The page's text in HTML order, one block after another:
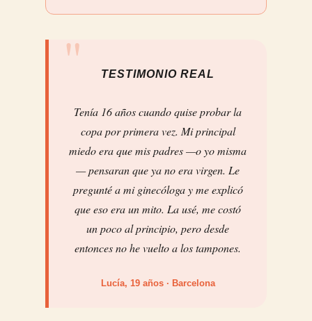
TESTIMONIO REAL
Tenía 16 años cuando quise probar la
copa por primera vez. Mi principal
miedo era que mis padres —o yo misma
— pensaran que ya no era virgen. Le
pregunté a mi ginecóloga y me explicó
que eso era un mito. La usé, me costó
un poco al principio, pero desde
entonces no he vuelto a los tampones.
Lucía, 19 años · Barcelona